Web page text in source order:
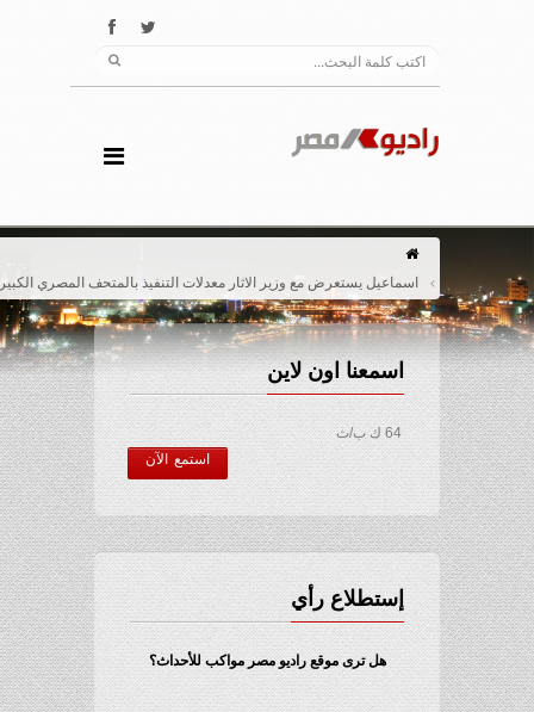
اسماعيل يستعرض مع وزير الاثار معدلات التنفيذ بالمتحف المصري الكبير
اسمعنا اون لاين
64 ك ب/ث
استمع الآن
إستطلاع رأي
هل ترى موقع راديو مصر مواكب للأحداث؟